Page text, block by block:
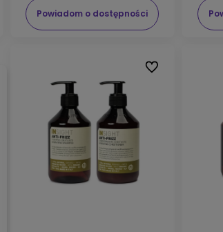
Powiadom o dostępności
Do ulubionych